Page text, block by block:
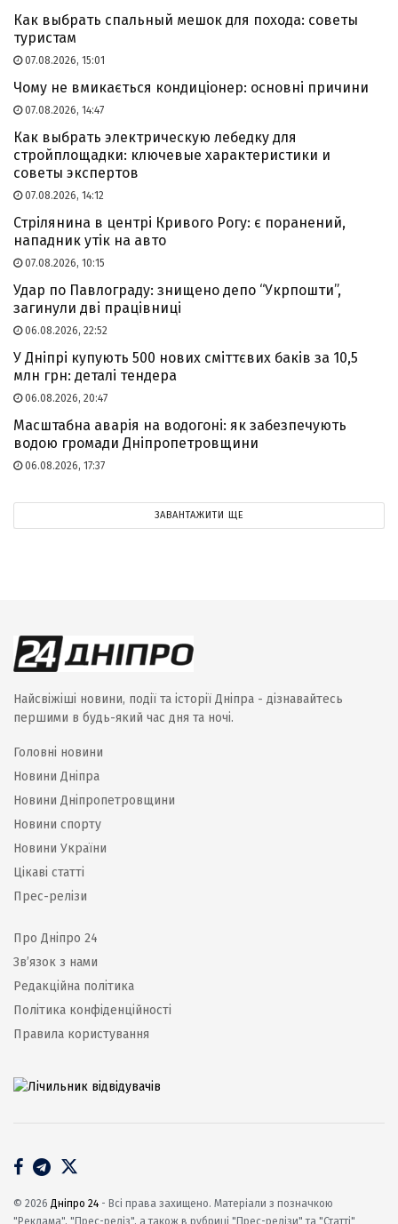
Как выбрать спальный мешок для похода: советы
туристам
07.08.2026, 15:01
Чому не вмикається кондиціонер: основні причини
07.08.2026, 14:47
Как выбрать электрическую лебедку для
стройплощадки: ключевые характеристики и
советы экспертов
07.08.2026, 14:12
Стрілянина в центрі Кривого Рогу: є поранений,
нападник утік на авто
07.08.2026, 10:15
Удар по Павлограду: знищено депо “Укрпошти”,
загинули дві працівниці
06.08.2026, 22:52
У Дніпрі купують 500 нових сміттєвих баків за 10,5
млн грн: деталі тендера
06.08.2026, 20:47
Масштабна аварія на водогоні: як забезпечують
водою громади Дніпропетровщини
06.08.2026, 17:37
ЗАВАНТАЖИТИ ЩЕ
Найсвіжіші новини, події та історії Дніпра - дізнавайтесь
першими в будь-який час дня та ночі.
Головні новини
Новини Дніпра
Новини Дніпропетровщини
Новини спорту
Новини України
Цікаві статті
Прес-релізи
Про Дніпро 24
Зв’язок з нами
Редакційна політика
Політика конфіденційності
Правила користування
© 2026 Дніпро 24 - Всі права захищено. Матеріали з позначкою
"Реклама", "Прес-реліз", а також в рубриці "Прес-релізи" та "Статті"